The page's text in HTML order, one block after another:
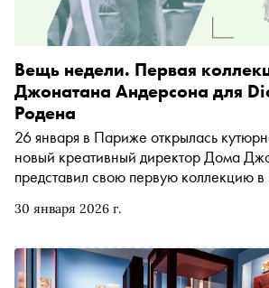
30 января 2026 г.
Вещь недели. Первая
Джонатана Андерсона для
Родена
26 января в Париже открылась
новый креативный директор Дома
представил свою первую коллекцию
могли полюбоваться. Каким получился